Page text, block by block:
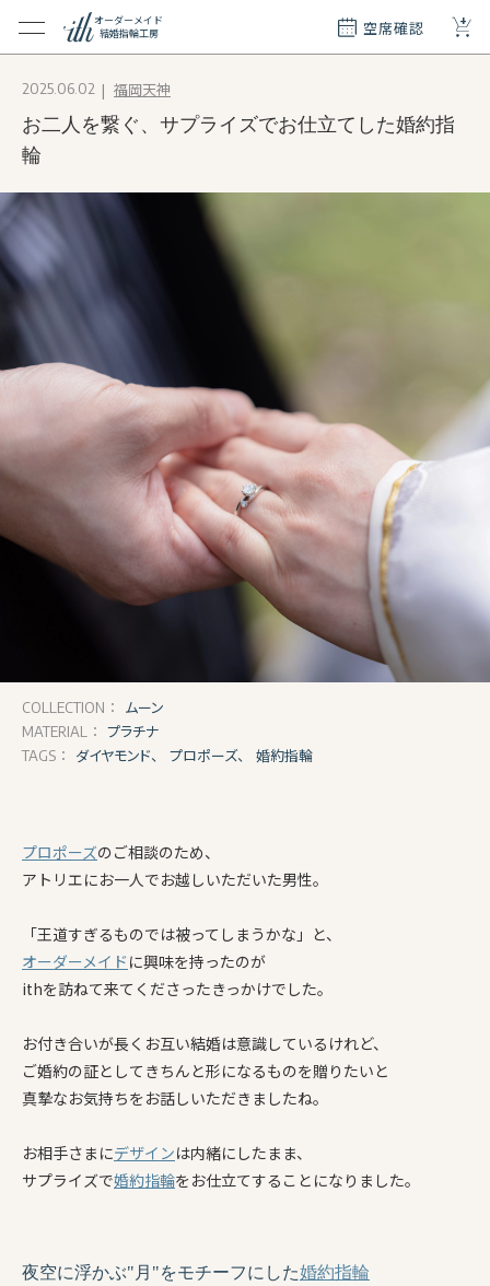
オーダーメイド
結婚指輪工房
空席確認 +
メイド
リー
問
2025.06.02 福岡天神
お二人を繋ぐ、サプライズでお仕立てした婚約指
輪
COLLECTION： ムーン
MATERIAL： プラチナ
TAGS： ダイヤモンド、 プロポーズ、 婚約指輪
プロポーズのご相談のため、
アトリエにお一人でお越しいただいた男性。
「王道すぎるものでは被ってしまうかな」と、
オーダーメイド に興味を持ったのが
ithを訪ねて来てくださったきっかけでした。
お付き合いが長くお互い結婚は意識しているけれど、
ご婚約の証としてきちんと形になるものを贈りたいと
真摯なお気持ちをお話しいただきましたね。
お相手さまにデザインは内緒にしたまま、
サプライズで婚約指輪をお仕立てすることになりました。
夜空に浮かぶ"月"をモチーフにした婚約指輪